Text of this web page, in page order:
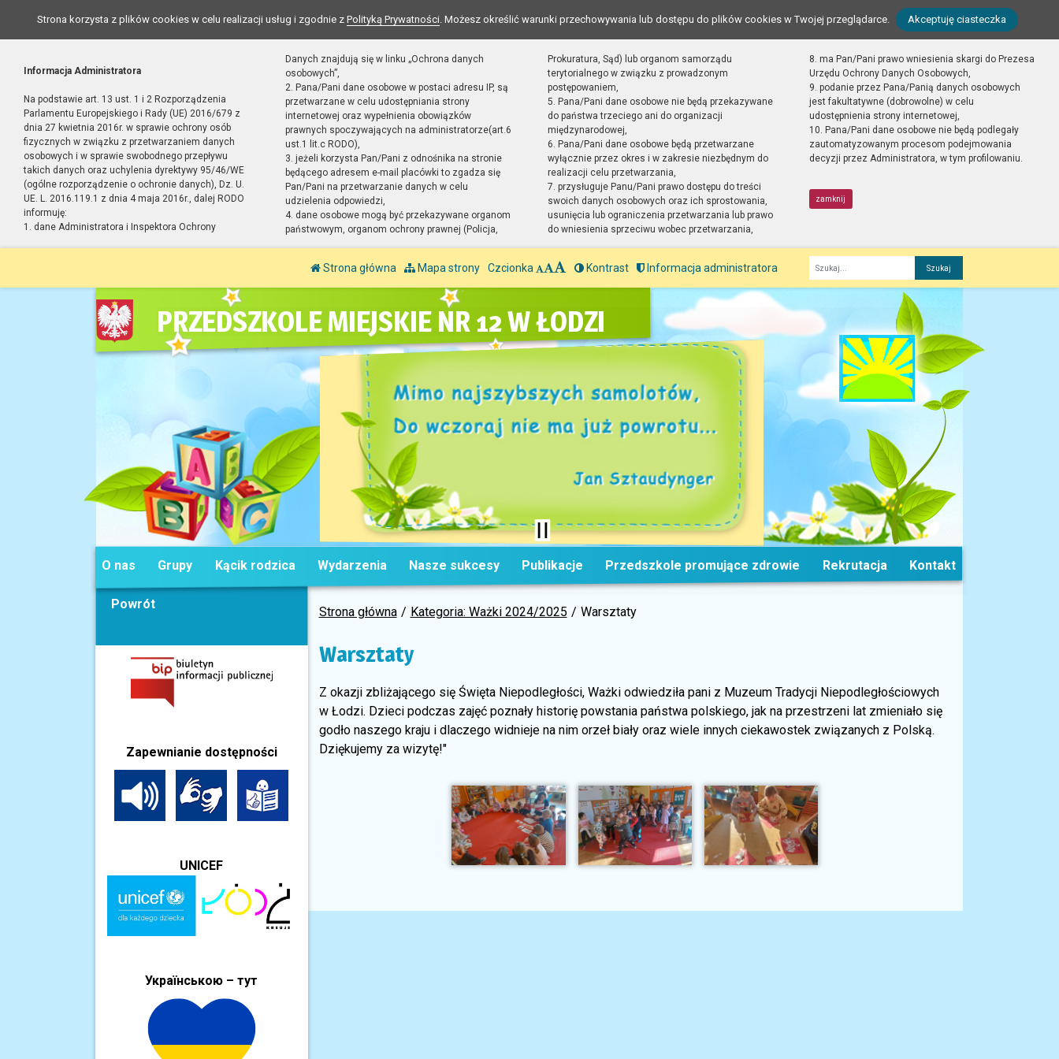
Strona korzysta z plików cookies w celu realizacji usług i zgodnie z Polityką Prywatności. Możesz określić warunki przechowywania lub dostępu do plików cookies w Twojej przeglądarce. Akceptuję ciasteczka
Informacja Administratora
Na podstawie art. 13 ust. 1 i 2 Rozporządzenia
Parlamentu Europejskiego i Rady (UE) 2016/679 z
dnia 27 kwietnia 2016r. w sprawie ochrony osób
fizycznych w związku z przetwarzaniem danych
osobowych i w sprawie swobodnego przepływu
takich danych oraz uchylenia dyrektywy 95/46/WE
(ogólne rozporządzenie o ochronie danych), Dz. U.
UE. L. 2016.119.1 z dnia 4 maja 2016r., dalej RODO
informuję:
1. dane Administratora i Inspektora Ochrony
Danych znajdują się w linku „Ochrona danych
osobowych”,
2. Pana/Pani dane osobowe w postaci adresu IP, są
przetwarzane w celu udostępniania strony
internetowej oraz wypełnienia obowiązków
prawnych spoczywających na administratorze(art.6
ust.1 lit.c RODO),
3. jeżeli korzysta Pan/Pani z odnośnika na stronie
będącego adresem e-mail placówki to zgadza się
Pan/Pani na przetwarzanie danych w celu
udzielenia odpowiedzi,
4. dane osobowe mogą być przekazywane organom
państwowym, organom ochrony prawnej (Policja,
Prokuratura, Sąd) lub organom samorządu
terytorialnego w związku z prowadzonym
postępowaniem,
5. Pana/Pani dane osobowe nie będą przekazywane
do państwa trzeciego ani do organizacji
międzynarodowej,
6. Pana/Pani dane osobowe będą przetwarzane
wyłącznie przez okres i w zakresie niezbędnym do
realizacji celu przetwarzania,
7. przysługuje Panu/Pani prawo dostępu do treści
swoich danych osobowych oraz ich sprostowania,
usunięcia lub ograniczenia przetwarzania lub prawo
do wniesienia sprzeciwu wobec przetwarzania,
8. ma Pan/Pani prawo wniesienia skargi do Prezesa
Urzędu Ochrony Danych Osobowych,
9. podanie przez Pana/Panią danych osobowych
jest fakultatywne (dobrowolne) w celu
udostępnienia strony internetowej,
10. Pana/Pani dane osobowe nie będą podlegały
zautomatyzowanym procesom podejmowania
decyzji przez Administratora, w tym profilowaniu.
zamknij
Strona główna Mapa strony Czcionka Kontrast Informacja administratora
Fraza
PRZEDSZKOLE MIEJSKIE NR 12 W ŁODZI
O nas Grupy Kącik rodzica Wydarzenia Nasze sukcesy Publikacje Przedszkole promujące zdrowie Rekrutacja Kontakt
Strona główna Kategoria: Ważki 2024/2025 Warsztaty
Warsztaty
Z okazji zbliżającego się Święta Niepodległości, Ważki odwiedziła pani z Muzeum Tradycji Niepodległościowych
w Łodzi. Dzieci podczas zajęć poznały historię powstania państwa polskiego, jak na przestrzeni lat zmieniało się
godło naszego kraju i dlaczego widnieje na nim orzeł biały oraz wiele innych ciekawostek związanych z Polską.
Dziękujemy za wizytę!"
Powrót
Zapewnianie dostępności
UNICEF
Українською – тут